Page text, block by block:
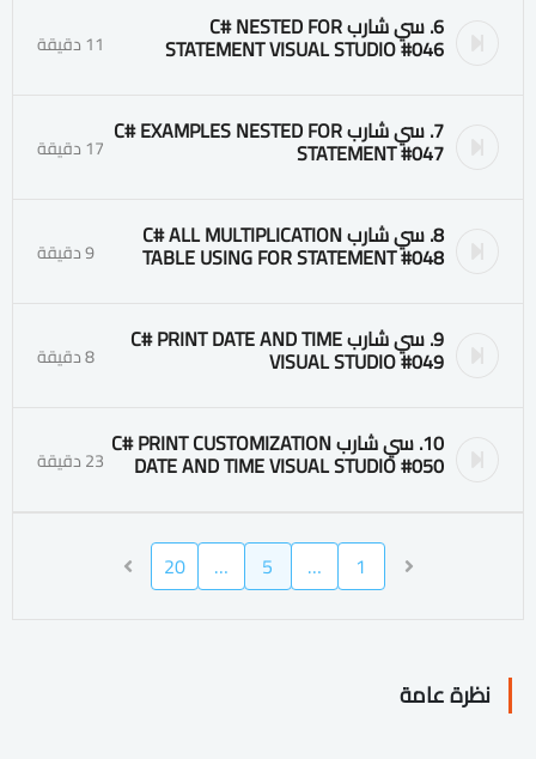
6. سي شارب C# NESTED FOR
STATEMENT VISUAL STUDIO #046 11 دقيقة
7. سي شارب C# EXAMPLES NESTED FOR
STATEMENT #047 17 دقيقة
8. سي شارب C# ALL MULTIPLICATION
TABLE USING FOR STATEMENT #048 9 دقيقة
9. سي شارب C# PRINT DATE AND TIME
VISUAL STUDIO #049 8 دقيقة
10. سي شارب C# PRINT CUSTOMIZATION
DATE AND TIME VISUAL STUDIO #050 23 دقيقة
1
…
5
…
20
نظرة عامة